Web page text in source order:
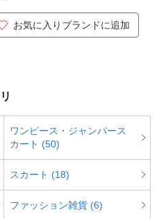
お気に入りブランドに追加
ワンピース・ジャンパース
カート (50)
スカート (18)
ファッション雑貨 (6)